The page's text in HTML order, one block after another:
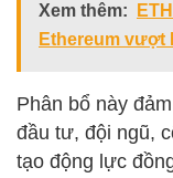
Xem thêm:
Ethereum vượt
Phân bổ này
đầu tư, đội ngũ,
tạo động lực